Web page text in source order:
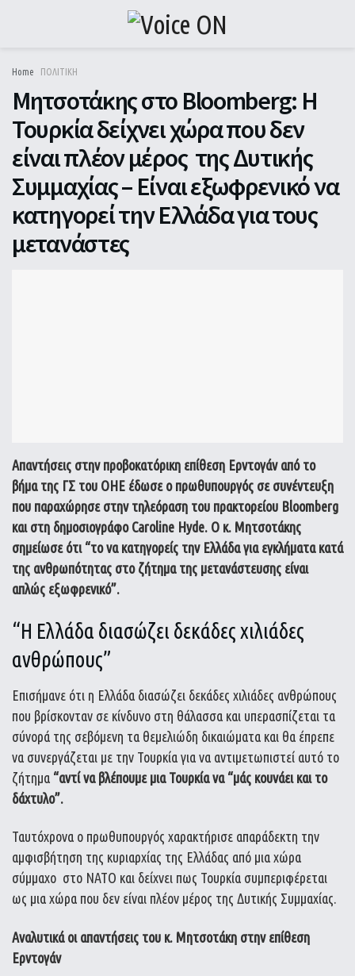
Home ΠΟΛΙΤΙΚΗ
Μητσοτάκης στο Bloomberg: H
Τουρκία δείχνει χώρα που δεν
είναι πλέον μέρος της Δυτικής
Συμμαχίας – Είναι εξωφρενικό να
κατηγορεί την Ελλάδα για τους
μετανάστες
Απαντήσεις στην προβοκατόρικη επίθεση Ερντογάν από το
βήμα της ΓΣ του ΟΗΕ έδωσε ο πρωθυπουργός σε συνέντευξη
που παραχώρησε στην τηλεόραση του πρακτορείου Bloomberg
και στη δημοσιογράφο Caroline Hyde. Ο κ. Μητσοτάκης
σημείωσε ότι “το να κατηγορείς την Ελλάδα για εγκλήματα κατά
της ανθρωπότητας στο ζήτημα της μετανάστευσης είναι
απλώς εξωφρενικό”.
“Η Ελλάδα διασώζει δεκάδες χιλιάδες
ανθρώπους”
Επισήμανε ότι η Ελλάδα διασώζει δεκάδες χιλιάδες ανθρώπους
που βρίσκονταν σε κίνδυνο στη θάλασσα και υπερασπίζεται τα
σύνορά της σεβόμενη τα θεμελιώδη δικαιώματα και θα έπρεπε
να συνεργάζεται με την Τουρκία για να αντιμετωπιστεί αυτό το
ζήτημα “αντί να βλέπουμε μια Τουρκία να “μάς κουνάει και το
δάχτυλο”.
Ταυτόχρονα ο πρωθυπουργός χαρακτήρισε απαράδεκτη την
αμφισβήτηση της κυριαρχίας της Ελλάδας από μια χώρα
σύμμαχο στο ΝΑΤΟ και δείχνει πως Τουρκία συμπεριφέρεται
ως μια χώρα που δεν είναι πλέον μέρος της Δυτικής Συμμαχίας.
Αναλυτικά οι απαντήσεις του κ. Μητσοτάκη στην επίθεση
Ερντογάν